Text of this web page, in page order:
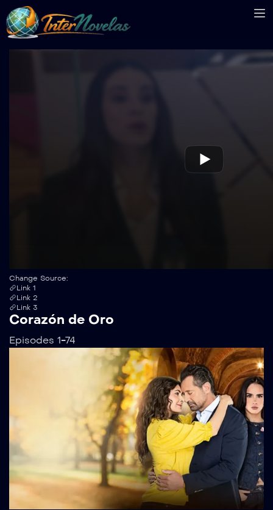
Change Source:
Link 1
Link 2
Link 3
Corazón de Oro
Episodes 1-74